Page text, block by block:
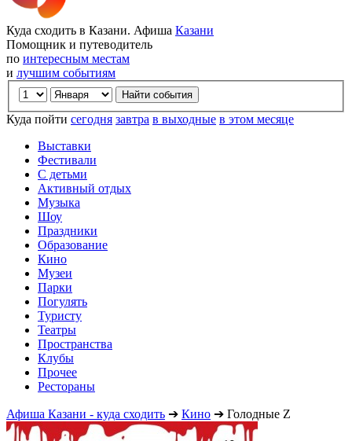
Куда сходить в Казани. Афиша Казани
Помощник и путеводитель
по интересным местам
и лучшим событиям
Куда пойти сегодня завтра в выходные в этом месяце
Выставки
Фестивали
С детьми
Активный отдых
Музыка
Шоу
Праздники
Образование
Кино
Музеи
Парки
Погулять
Туристу
Театры
Пространства
Клубы
Прочее
Рестораны
Афиша Казани - куда сходить ➔ Кино ➔ Голодные Z